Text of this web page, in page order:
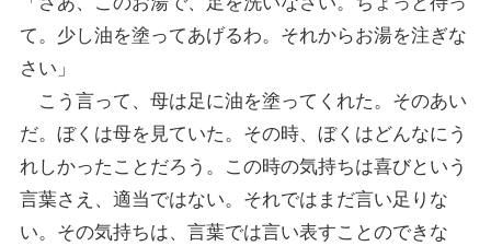
て。少し油を塗ってあげるわ。それからお湯を注ぎな
さい」
こう言って、母は足に油を塗ってくれた。そのあい
だ。ぼくは母を見ていた。その時、ぼくはどんなにう
れしかったことだろう。この時の気持ちは喜びという
言葉さえ、適当ではない。それではまだ言い足りな
い。その気持ちは、言葉では言い表すことのできな